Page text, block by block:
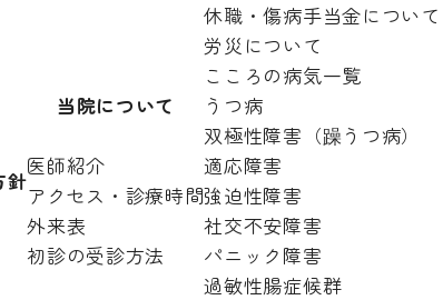
針
当院について
医師紹介
アクセス・診療時間
外来表
初診の受診方法
休職・傷病手当金について
労災について
こころの病気一覧
うつ病
双極性障害（躁うつ病）
適応障害
強迫性障害
社交不安障害
パニック障害
過敏性腸症候群